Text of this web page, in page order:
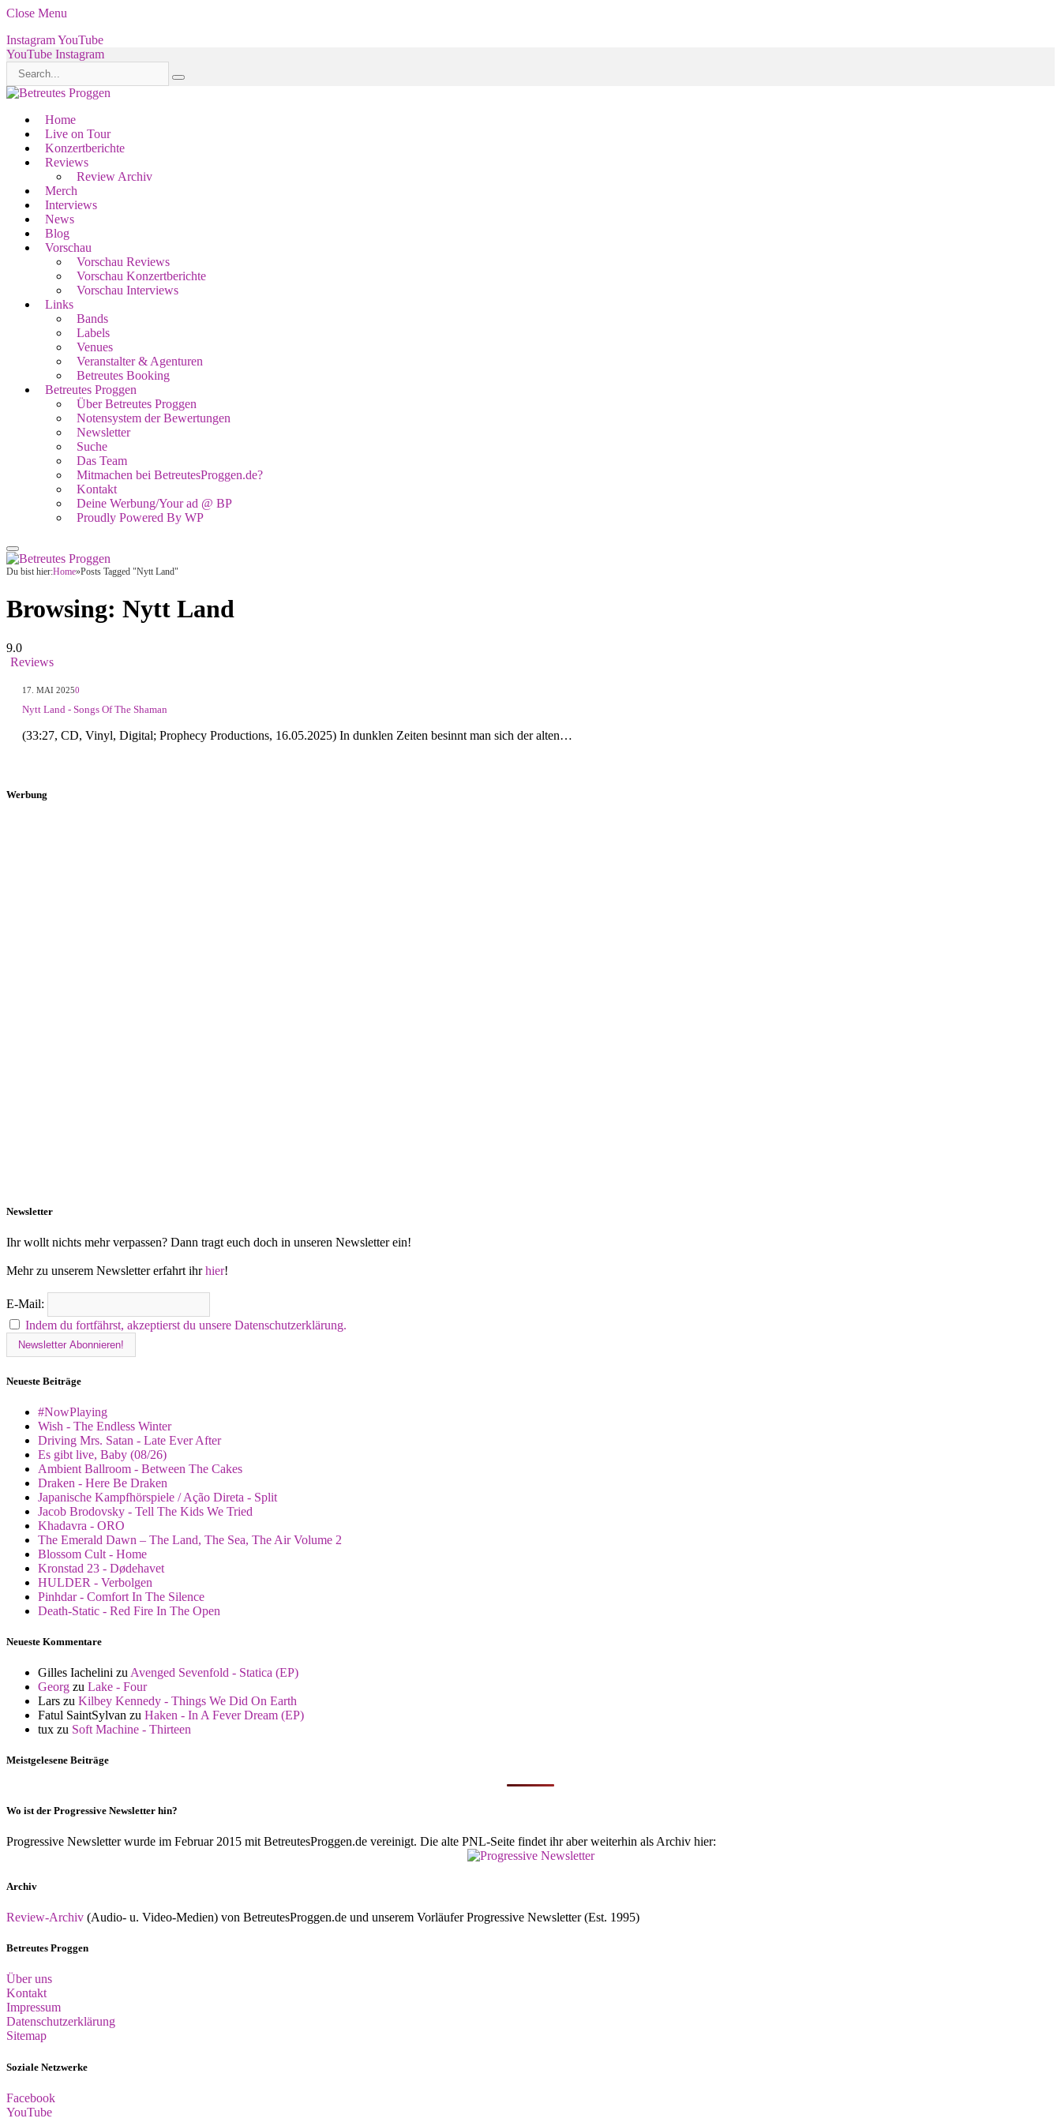
Close Menu
InstagramYouTube
YouTube Instagram
Home
Live on Tour
Konzertberichte
Reviews
Review Archiv
Merch
Interviews
News
Blog
Vorschau
Vorschau Reviews
Vorschau Konzertberichte
Vorschau Interviews
Links
Bands
Labels
Venues
Veranstalter & Agenturen
Betreutes Booking
Betreutes Proggen
Über Betreutes Proggen
Notensystem der Bewertungen
Newsletter
Suche
Das Team
Mitmachen bei BetreutesProggen.de?
Kontakt
Deine Werbung/Your ad @ BP
Proudly Powered By WP
Du bist hier:Home»Posts Tagged "Nytt Land"
Browsing: Nytt Land
9.0
Reviews
17. MAI 20250
Nytt Land - Songs Of The Shaman
(33:27, CD, Vinyl, Digital; Prophecy Productions, 16.05.2025) In dunklen Zeiten besinnt man sich der alten…
Werbung
Newsletter
Ihr wollt nichts mehr verpassen? Dann tragt euch doch in unseren Newsletter ein!
Mehr zu unserem Newsletter erfahrt ihrhier!
E-Mail:
Indem du fortfährst, akzeptierst du unsere Datenschutzerklärung.
Neueste Beiträge
#NowPlaying
Wish - The Endless Winter
Driving Mrs. Satan - Late Ever After
Es gibt live, Baby (08/26)
Ambient Ballroom - Between The Cakes
Draken - Here Be Draken
Japanische Kampfhörspiele / Ação Direta - Split
Jacob Brodovsky - Tell The Kids We Tried
Khadavra - ORO
The Emerald Dawn – The Land, The Sea, The Air Volume 2
Blossom Cult - Home
Kronstad 23 - Dødehavet
HULDER - Verbolgen
Pinhdar - Comfort In The Silence
Death-Static - Red Fire In The Open
Neueste Kommentare
Gilles Iachelini zu Avenged Sevenfold - Statica (EP)
Georg zu Lake - Four
Lars zu Kilbey Kennedy - Things We Did On Earth
Fatul SaintSylvan zu Haken - In A Fever Dream (EP)
tux zu Soft Machine - Thirteen
Meistgelesene Beiträge
Wo ist der Progressive Newsletter hin?
Progressive Newsletter wurde im Februar 2015 mit BetreutesProggen.de vereinigt. Die alte PNL-Seite findet ihr aber weiterhin als Archiv hier:
Archiv
Review-Archiv (Audio- u. Video-Medien) von BetreutesProggen.de und unserem Vorläufer Progressive Newsletter (Est. 1995)
Betreutes Proggen
Über uns
Kontakt
Impressum
Datenschutzerklärung
Sitemap
Soziale Netzwerke
Facebook
YouTube